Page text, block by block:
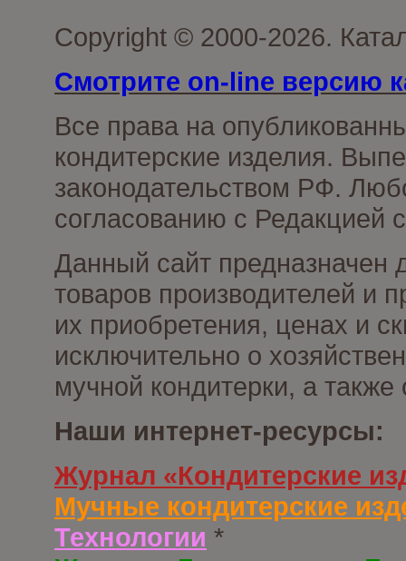
Copyright © 2000-2026.
Смотрите on-line версию
Все права на
кондитерские изделия.
законодательством РФ.
согласованию с Редакцией
Данный сайт предназначен
товаров производителей и
их приобретения, ценах и
исключительно о
мучной кондитерки, а
Наши интернет-ресурсы:
Журнал «Кондитерские
Мучные кондитерские
Технологии *